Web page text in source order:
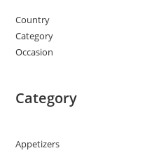
Country
Category
Occasion
Category
Appetizers